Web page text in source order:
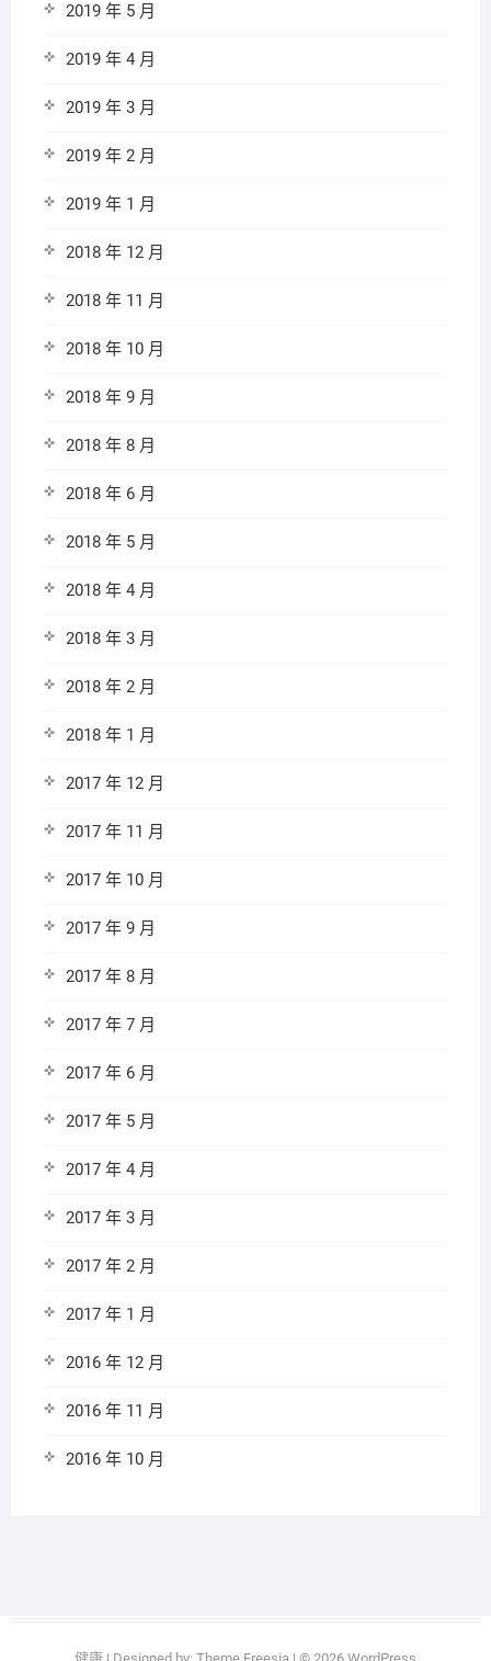
2019 年 5 月
2019 年 4 月
2019 年 3 月
2019 年 2 月
2019 年 1 月
2018 年 12 月
2018 年 11 月
2018 年 10 月
2018 年 9 月
2018 年 8 月
2018 年 6 月
2018 年 5 月
2018 年 4 月
2018 年 3 月
2018 年 2 月
2018 年 1 月
2017 年 12 月
2017 年 11 月
2017 年 10 月
2017 年 9 月
2017 年 8 月
2017 年 7 月
2017 年 6 月
2017 年 5 月
2017 年 4 月
2017 年 3 月
2017 年 2 月
2017 年 1 月
2016 年 12 月
2016 年 11 月
2016 年 10 月